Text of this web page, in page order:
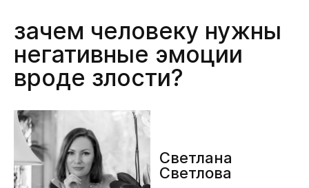
зачем человеку нужны
негативные эмоции
вроде злости?
Светлана
Светлова